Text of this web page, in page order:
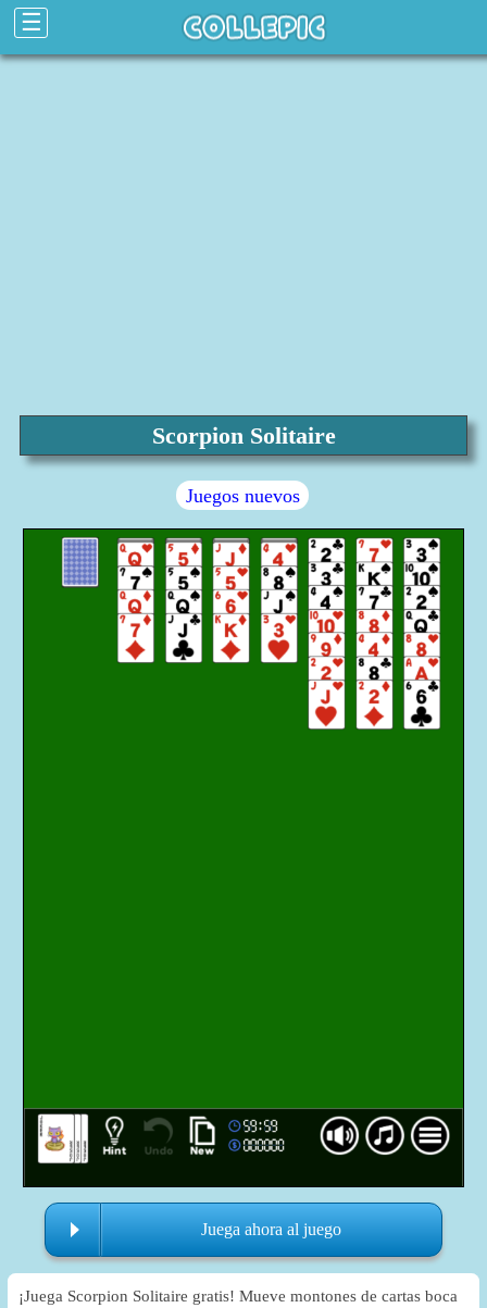
☰
Scorpion Solitaire
Juegos nuevos
Juega ahora al juego
¡Juega Scorpion Solitaire gratis! Mueve montones de cartas boca